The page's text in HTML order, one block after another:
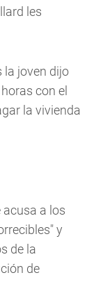
les
la joven dijo
con el
la vivienda
a los
y
de la
de